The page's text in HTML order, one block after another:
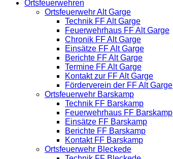
Ortsfeuerwehren
Ortsfeuerwehr Alt Garge
Technik FF Alt Garge
Feuerwehrhaus FF Alt Garge
Chronik FF Alt Garge
Einsätze FF Alt Garge
Berichte FF Alt Garge
Termine FF Alt Garge
Kontakt zur FF Alt Garge
Förderverein der FF Alt Garge
Ortsfeuerwehr Barskamp
Technik FF Barskamp
Feuerwehrhaus FF Barskamp
Einsätze FF Barskamp
Berichte FF Barskamp
Kontakt FF Barskamp
Ortsfeuerwehr Bleckede